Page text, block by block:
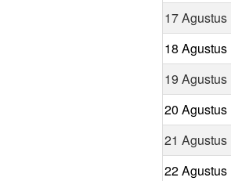
17 Agustus
18 Agustus
19 Agustus
20 Agustus
21 Agustus
22 Agustus